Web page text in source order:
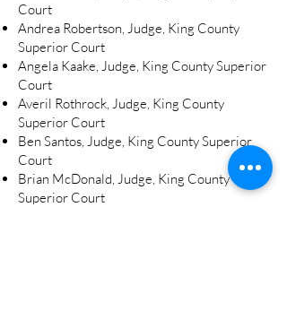
Court
Andrea Robertson, Judge, King County
Superior Court
Angela Kaake, Judge, King County Superior
Court
Averil Rothrock, Judge, King County
Superior Court
Ben Santos, Judge, King County Superior
Court
Brian McDonald, Judge, King County
Superior Court